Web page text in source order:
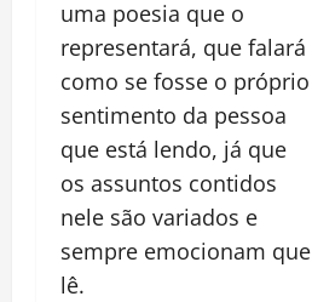
uma poesia que o
representará, que falará
como se fosse o próprio
sentimento da pessoa
que está lendo, já que
os assuntos contidos
nele são variados e
sempre emocionam que
lê.